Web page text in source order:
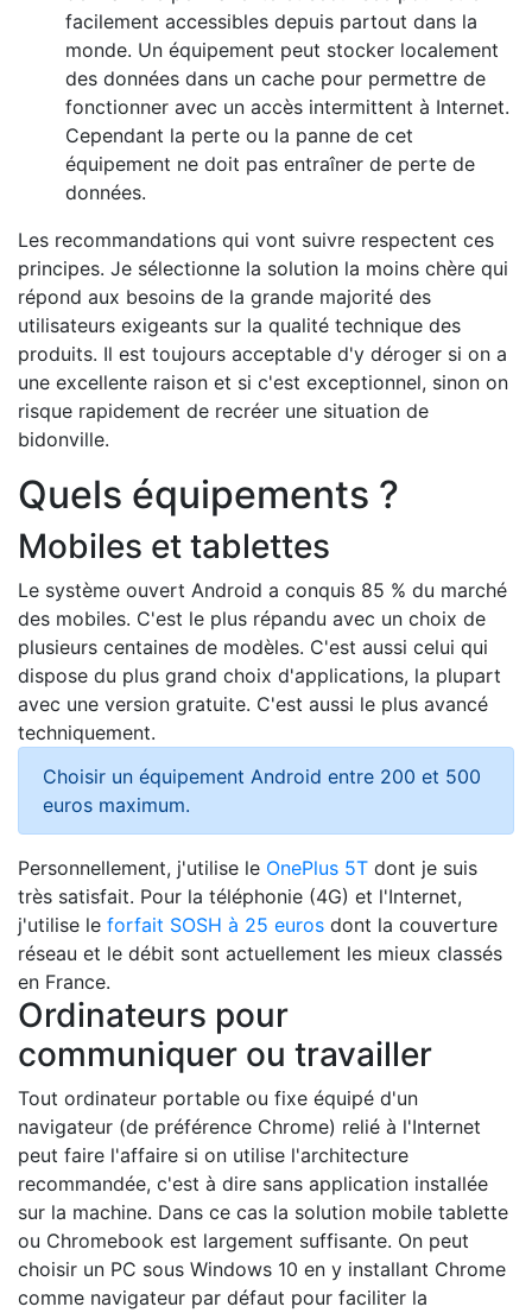
facilement accessibles depuis partout dans la
monde. Un équipement peut stocker localement
des données dans un cache pour permettre de
fonctionner avec un accès intermittent à Internet.
Cependant la perte ou la panne de cet
équipement ne doit pas entraîner de perte de
données.
Les recommandations qui vont suivre respectent ces
principes. Je sélectionne la solution la moins chère qui
répond aux besoins de la grande majorité des
utilisateurs exigeants sur la qualité technique des
produits. Il est toujours acceptable d'y déroger si on a
une excellente raison et si c'est exceptionnel, sinon on
risque rapidement de recréer une situation de
bidonville.
Quels équipements ?
Mobiles et tablettes
Le système ouvert Android a conquis 85 % du marché
des mobiles. C'est le plus répandu avec un choix de
plusieurs centaines de modèles. C'est aussi celui qui
dispose du plus grand choix d'applications, la plupart
avec une version gratuite. C'est aussi le plus avancé
techniquement.
Choisir un équipement Android entre 200 et 500
euros maximum.
Personnellement, j'utilise le OnePlus 5T dont je suis
très satisfait. Pour la téléphonie (4G) et l'Internet,
j'utilise le forfait SOSH à 25 euros dont la couverture
réseau et le débit sont actuellement les mieux classés
en France.
Ordinateurs pour
communiquer ou travailler
Tout ordinateur portable ou fixe équipé d'un
navigateur (de préférence Chrome) relié à l'Internet
peut faire l'affaire si on utilise l'architecture
recommandée, c'est à dire sans application installée
sur la machine. Dans ce cas la solution mobile tablette
ou Chromebook est largement suffisante. On peut
choisir un PC sous Windows 10 en y installant Chrome
comme navigateur par défaut pour faciliter la